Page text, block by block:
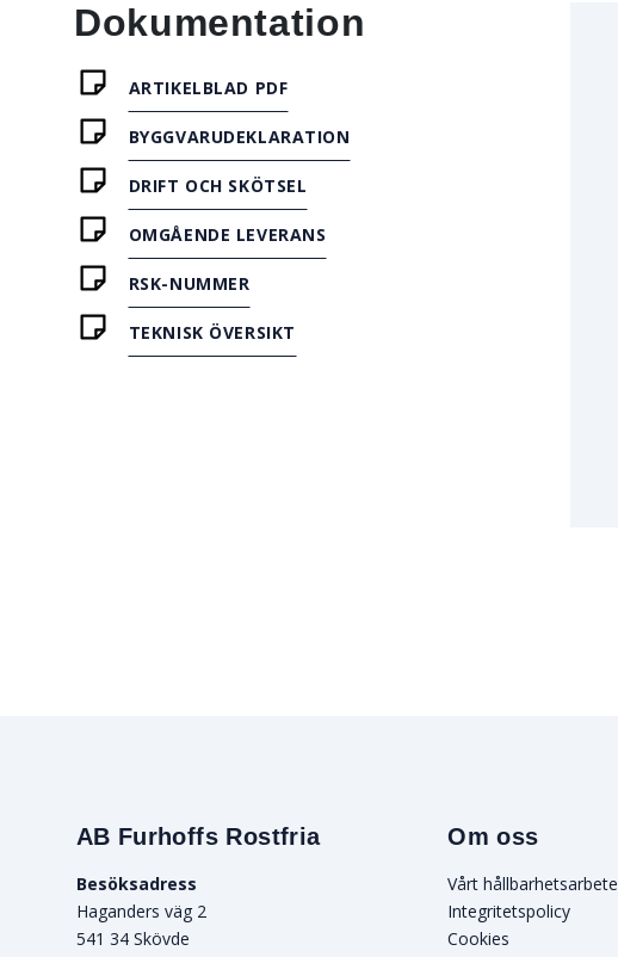
Dokumentation
ARTIKELBLAD PDF
BYGGVARUDEKLARATION
DRIFT OCH SKÖTSEL
OMGÅENDE LEVERANS
RSK-NUMMER
TEKNISK ÖVERSIKT
AB Furhoffs Rostfria
Besöksadress
Haganders väg 2
541 34 Skövde
Om oss
Vårt hållbarhetsarbete
Integritetspolicy
Cookies